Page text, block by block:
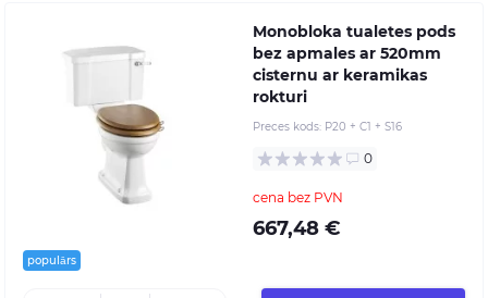
populārs
Monobloka tualetes pods
bez apmales ar 520mm
cisternu ar keramikas
rokturi
Preces kods: P20 + C1 + S16
0
cena bez PVN
667,48 €